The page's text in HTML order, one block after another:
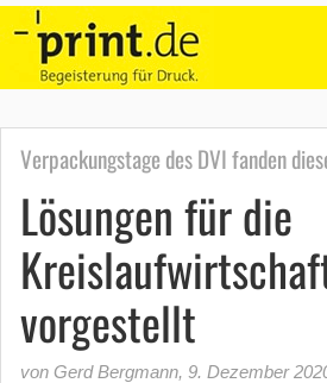
Verpackungstage des DVI fanden
Lösungen für die
vorgestellt
von Gerd Bergmann, 9. Dezember